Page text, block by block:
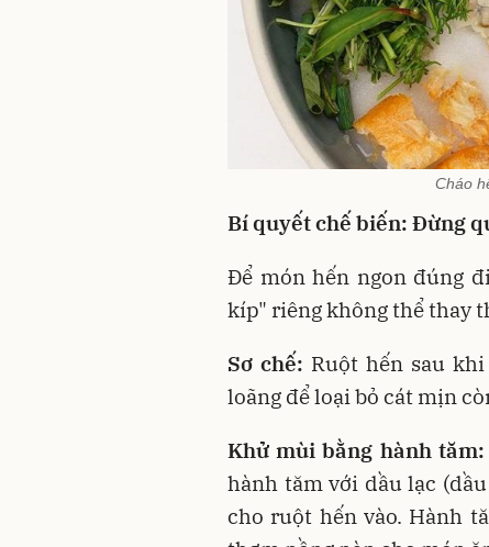
Cháo
Bí quyết chế biến: Đừng
Để món hến ngon đúng
kíp" riêng không thể thay
Sơ chế: Ruột hến sau
loãng để loại bỏ cát mịn
Khử mùi bằng hành tăm:
hành tăm với dầu lạc
cho ruột hến vào. Hành